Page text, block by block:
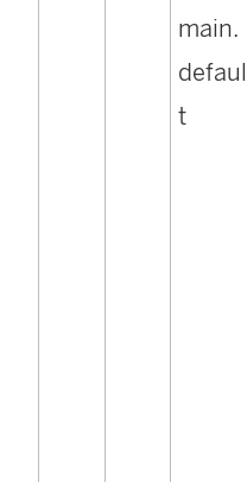
main.
defaul
t